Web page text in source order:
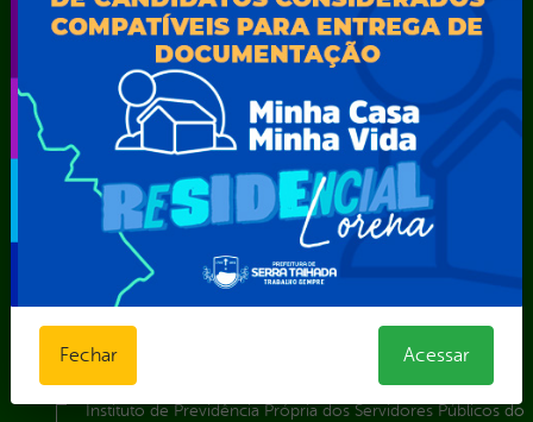
Resultado de Exames
Serviços digitais
Telefones Úteis
Vice-Prefeito
Secretarias
Agência Municipal de Meio Ambiente – AMMA
Assistência Social e Cidadania
Autarquia Educacional de Serra Talhada – AESET
Comando da Guarda Municipal-CGM
Diretoria da Defesa Civil
FUNDAÇÃO CULTURAL DE SERRA TALHADA
Gabinete da Prefeita
Gabinete do Vice-Prefeito
Instituto de Previdência Própria dos Servidores Públicos do
Fechar Acessar